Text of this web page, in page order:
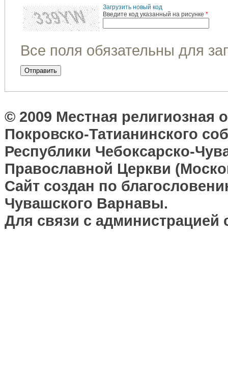
Загрузить новый код
Введите код указанный на рисунке *
Все поля обязательны для
© 2009 Местная религиозная
Покровско-Татианинского
Республики Чебоксарско-
Православной Церкви
Сайт создан по
Чувашского Варнавы.
Для связи с администрацией